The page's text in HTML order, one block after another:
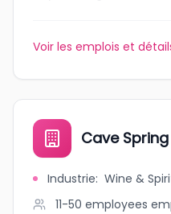
Voir les emplois et
Cave
Industrie: Wine &
11-50 employees